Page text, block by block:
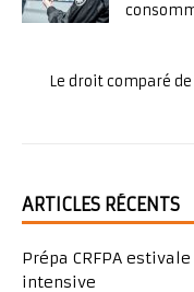
Le droit comparé
ARTICLES RÉCENTS
Prépa CRFPA
intensive